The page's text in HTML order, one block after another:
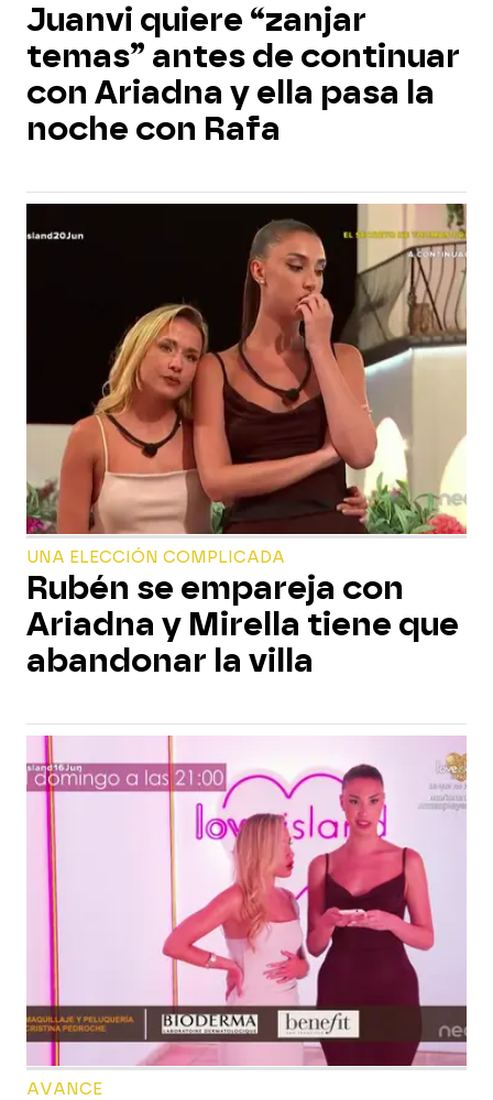
Juanvi quiere “zanjar
temas” antes de continuar
con Ariadna y ella pasa la
noche con Rafa
UNA ELECCIÓN COMPLICADA
Rubén se empareja con
Ariadna y Mirella tiene que
abandonar la villa
AVANCE